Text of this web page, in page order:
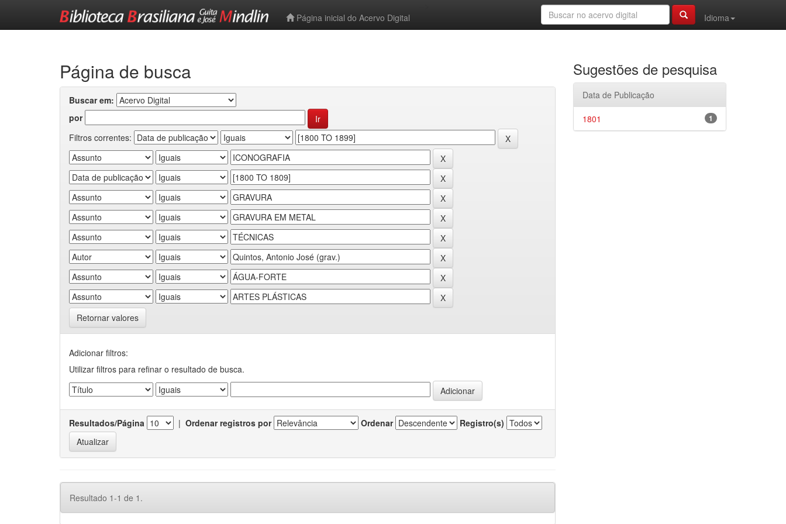
Página inicial do Acervo Digital
Idioma
Página de busca
Buscar em:
por
Filtros correntes:
Retornar valores
Adicionar filtros:
Utilizar filtros para refinar o resultado de busca.
Resultados/Página | Ordenar registros por Ordenar Registro(s)
Resultado 1-1 de 1.
Sugestões de pesquisa
Data de Publicação
1
1801